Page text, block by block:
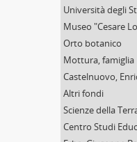
Università degli
Museo "Cesare
Orto botanico
Mottura, famiglia
Castelnuovo,
Altri fondi
Scienze della